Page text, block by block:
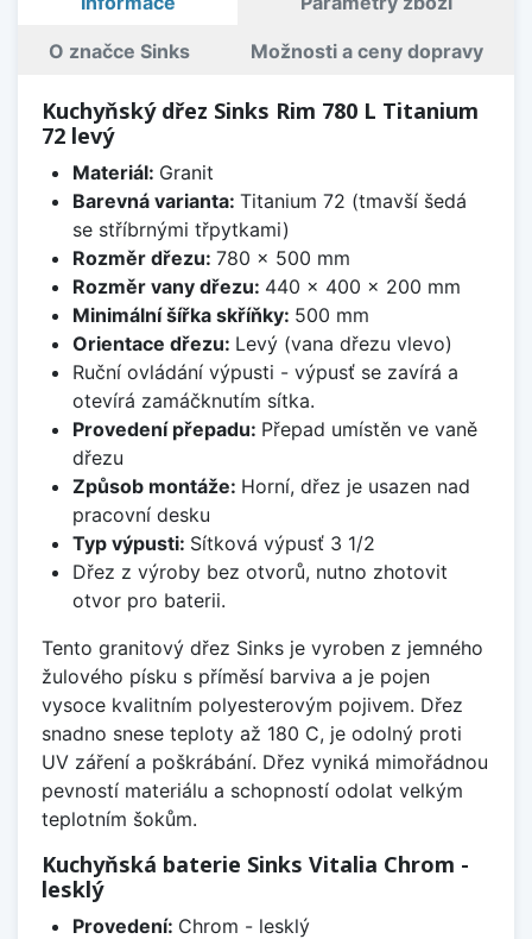
O značce Sinks Možnosti a ceny dopravy
Kuchyňský dřez Sinks Rim 780 L Titanium
72 levý
Materiál: Granit
Barevná varianta: Titanium 72 (tmavší šedá
se stříbrnými třpytkami)
Rozměr dřezu: 780 x 500 mm
Rozměr vany dřezu: 440 x 400 x 200 mm
Minimální šířka skříňky: 500 mm
Orientace dřezu: Levý (vana dřezu vlevo)
Ruční ovládání výpusti - výpusť se zavírá a
otevírá zamáčknutím sítka.
Provedení přepadu: Přepad umístěn ve vaně
dřezu
Způsob montáže: Horní, dřez je usazen nad
pracovní desku
Typ výpusti: Sítková výpusť 3 1/2
Dřez z výroby bez otvorů, nutno zhotovit
otvor pro baterii.
Tento granitový dřez Sinks je vyroben z jemného
žulového písku s příměsí barviva a je pojen
vysoce kvalitním polyesterovým pojivem. Dřez
snadno snese teploty až 180 C, je odolný proti
UV záření a poškrábání. Dřez vyniká mimořádnou
pevností materiálu a schopností odolat velkým
teplotním šokům.
Kuchyňská baterie Sinks Vitalia Chrom -
lesklý
Provedení: Chrom - lesklý